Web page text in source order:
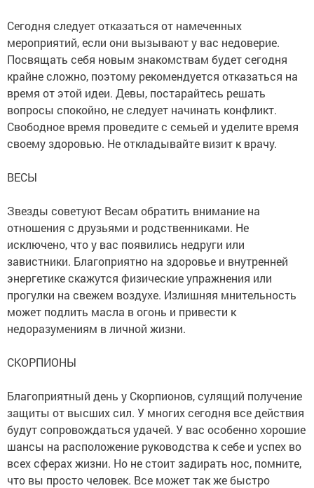
Сегодня следует отказаться от намеченных
мероприятий, если они вызывают у вас недоверие.
Посвящать себя новым знакомствам будет сегодня
крайне сложно, поэтому рекомендуется отказаться на
время от этой идеи. Девы, постарайтесь решать
вопросы спокойно, не следует начинать конфликт.
Свободное время проведите с семьей и уделите время
своему здоровью. Не откладывайте визит к врачу.
ВЕСЫ
Звезды советуют Весам обратить внимание на
отношения с друзьями и родственниками. Не
исключено, что у вас появились недруги или
завистники. Благоприятно на здоровье и внутренней
энергетике скажутся физические упражнения или
прогулки на свежем воздухе. Излишняя мнительность
может подлить масла в огонь и привести к
недоразумениям в личной жизни.
СКОРПИОНЫ
Благоприятный день у Скорпионов, сулящий получение
защиты от высших сил. У многих сегодня все действия
будут сопровождаться удачей. У вас особенно хорошие
шансы на расположение руководства к себе и успех во
всех сферах жизни. Но не стоит задирать нос, помните,
что вы просто человек. Все может так же быстро